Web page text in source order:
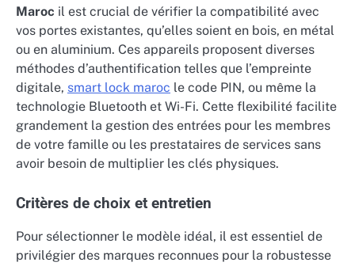
Maroc il est crucial de vérifier la compatibilité avec
vos portes existantes, qu’elles soient en bois, en métal
ou en aluminium. Ces appareils proposent diverses
méthodes d’authentification telles que l’empreinte
digitale, smart lock maroc le code PIN, ou même la
technologie Bluetooth et Wi-Fi. Cette flexibilité facilite
grandement la gestion des entrées pour les membres
de votre famille ou les prestataires de services sans
avoir besoin de multiplier les clés physiques.
Critères de choix et entretien
Pour sélectionner le modèle idéal, il est essentiel de
privilégier des marques reconnues pour la robustesse